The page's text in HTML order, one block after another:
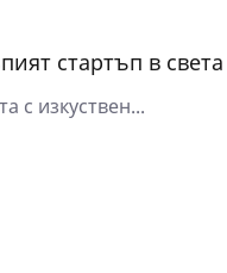
стартъп в света
с изкуствен...